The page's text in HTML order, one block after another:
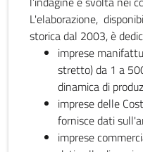
L'elaborazione,
storica dal 2003, è
imprese
stretto) da 1 a
dinamica di
imprese delle
fornisce dati
imprese